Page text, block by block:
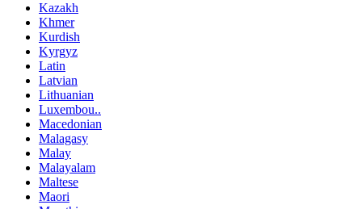
Kazakh
Khmer
Kurdish
Kyrgyz
Latin
Latvian
Lithuanian
Luxembou..
Macedonian
Malagasy
Malay
Malayalam
Maltese
Maori